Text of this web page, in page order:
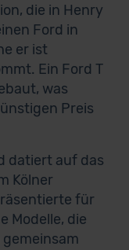
die in Henry
Ford in
er ist
Ein Ford T
was
Preis
datiert auf das
Kölner
für
Modelle, die